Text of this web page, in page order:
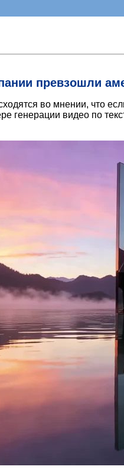
превзошли
во мнении, что
генерации видео по